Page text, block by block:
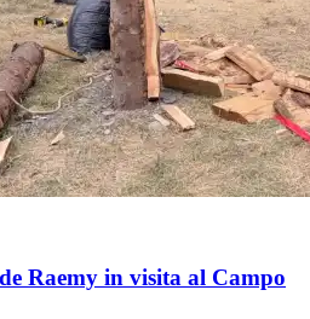
Raemy in visita al Campo